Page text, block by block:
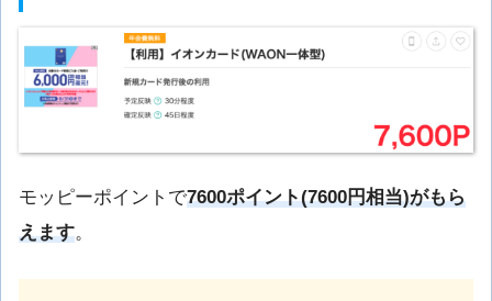
モッピーポイントで7600ポイント(7600円相当)がもら
えます。